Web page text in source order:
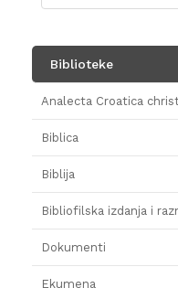
Biblioteke
Analecta Croatica
Biblica
Biblija
Bibliofilska izdanja i
Dokumenti
Ekumena